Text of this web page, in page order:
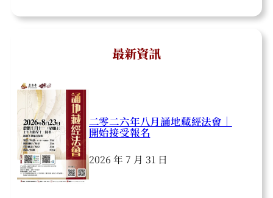
最新資訊
二零二六年八月誦地藏經法會｜
開始接受報名
2026 年 7 月 31 日